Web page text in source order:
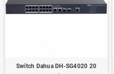
Switch Dahua DH-SG4020 20